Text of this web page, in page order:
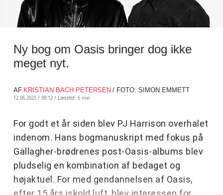
Ny bog om Oasis bringer dog ikke
meget nyt.
AF KRISTIAN BACH PETERSEN / FOTO: SIMON EMMETT
12.06.2025 / 09:12 / Læsetid: 6 min
For godt et år siden blev PJ Harrison overhalet
indenom. Hans bogmanuskript med fokus på
Gallagher-brødrenes post-Oasis-albums blev
pludselig en kombination af bedaget og
højaktuel. For med gendannelsen af Oasis,